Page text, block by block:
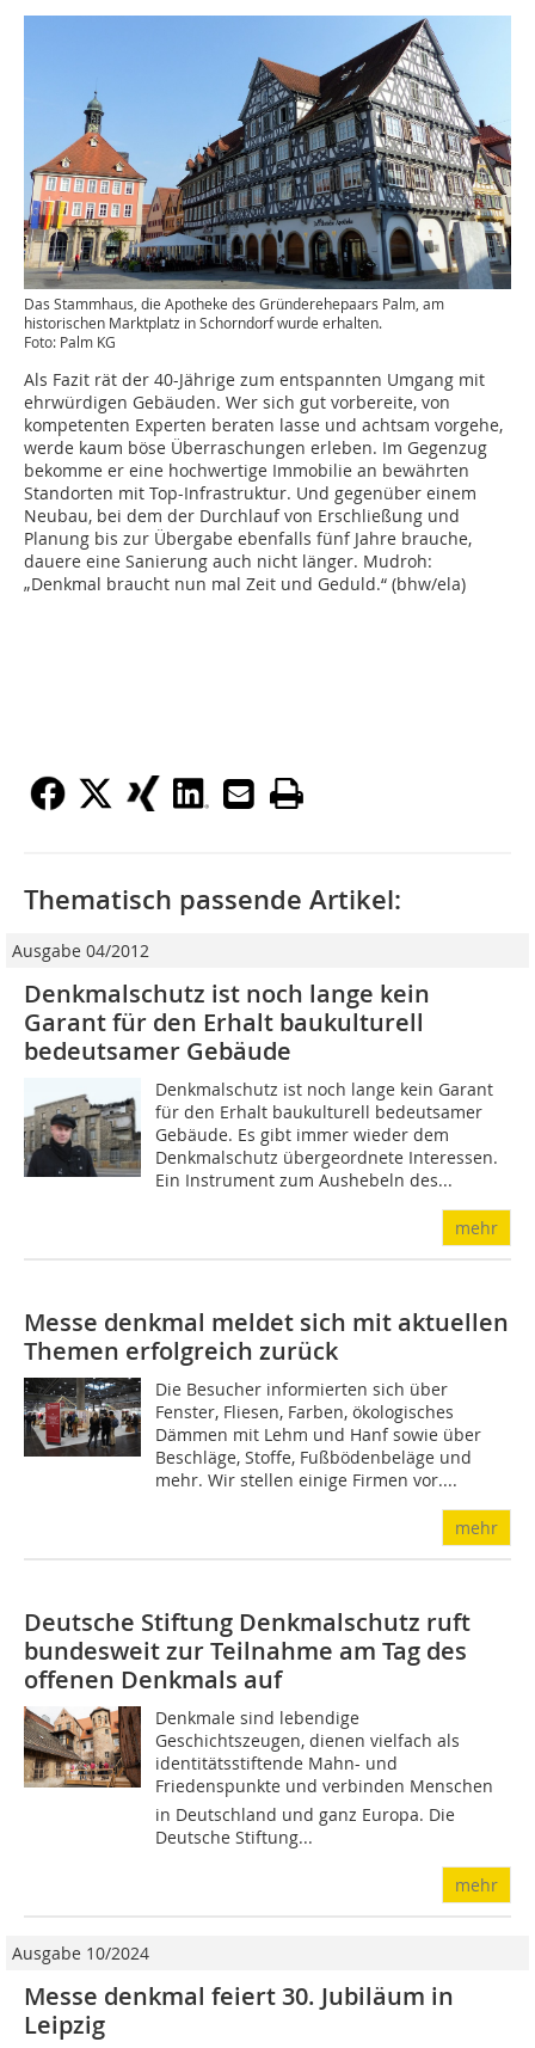
Das Stammhaus, die Apotheke des Gründerehepaars Palm, am
historischen Marktplatz in Schorndorf wurde erhalten.
Foto: Palm KG
Als Fazit rät der 40-Jährige zum entspannten Umgang mit
ehrwürdigen Gebäuden. Wer sich gut vorbereite, von
kompetenten Experten beraten lasse und achtsam vorgehe,
werde kaum böse Überraschungen erleben. Im Gegenzug
bekomme er eine hochwertige Immobilie an bewährten
Standorten mit Top-Infrastruktur. Und gegenüber einem
Neubau, bei dem der Durchlauf von Erschließung und
Planung bis zur Übergabe ebenfalls fünf Jahre brauche,
dauere eine Sanierung auch nicht länger. Mudroh:
„Denkmal braucht nun mal Zeit und Geduld.“ (bhw/ela)
Thematisch passende Artikel:
Ausgabe 04/2012
Denkmalschutz ist noch lange kein
Garant für den Erhalt baukulturell
bedeutsamer Gebäude
Denkmalschutz ist noch lange kein Garant
für den Erhalt baukulturell bedeutsamer
Gebäude. Es gibt immer wieder dem
Denkmalschutz übergeordnete Interessen.
Ein Instrument zum Aushebeln des...
mehr
Messe denkmal meldet sich mit aktuellen
Themen erfolgreich zurück
Die Besucher informierten sich über
Fenster, Fliesen, Farben, ökologisches
Dämmen mit Lehm und Hanf sowie über
Beschläge, Stoffe, Fußbödenbeläge und
mehr. Wir stellen einige Firmen vor....
mehr
Deutsche Stiftung Denkmalschutz ruft
bundesweit zur Teilnahme am Tag des
offenen Denkmals auf
Denkmale sind lebendige
Geschichtszeugen, dienen vielfach als
identitäts­stiftende Mahn- und
Friedenspunkte und verbinden Menschen 
in Deutschland und ganz Europa. Die
Deutsche Stiftung...
mehr
Ausgabe 10/2024
Messe denkmal feiert 30. Jubiläum in
Leipzig